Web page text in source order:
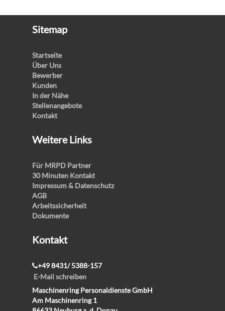
Sitemap
Startseite
Über Uns
Bewerber
Kunden
In der Nähe
Stellenangebote
Kontakt
Weitere Links
Für MRPD Partner
30 Minuten Kontakt
Impressum & Datenschutz
AGB
Arbeitssicherheit
Dokumente
Kontakt
+49 8431/ 5388-157
E-Mail schreiben
Maschinenring Personaldienste GmbH
Am Maschinenring 1